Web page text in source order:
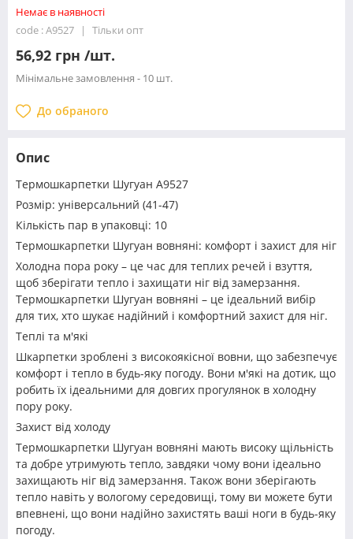
Немає в наявності
code : A9527
Тільки опт
56,92 грн /шт.
Мінімальне замовлення - 10 шт.
До обраного
Опис
Термошкарпетки Шугуан A9527
Розмір: універсальний (41-47)
Кількість пар в упаковці: 10
Термошкарпетки Шугуан вовняні: комфорт і захист для ніг
Холодна пора року – це час для теплих речей і взуття,
щоб зберігати тепло і захищати ніг від замерзання.
Термошкарпетки Шугуан вовняні – це ідеальний вибір
для тих, хто шукає надійний і комфортний захист для ніг.
Теплі та м'які
Шкарпетки зроблені з високоякісної вовни, що забезпечує
комфорт і тепло в будь-яку погоду. Вони м'які на дотик, що
робить їх ідеальними для довгих прогулянок в холодну
пору року.
Захист від холоду
Термошкарпетки Шугуан вовняні мають високу щільність
та добре утримують тепло, завдяки чому вони ідеально
захищають ніг від замерзання. Також вони зберігають
тепло навіть у вологому середовищі, тому ви можете бути
впевнені, що вони надійно захистять ваші ноги в будь-яку
погоду.